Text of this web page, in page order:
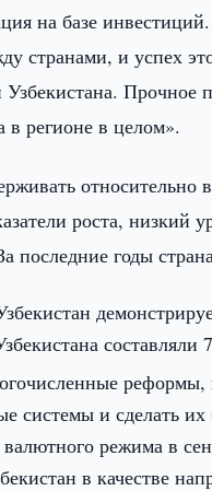
на базе
странами, и успех
Узбекистана.
в регионе в целом».
роста, низкий
последние годы
составляли
системы и сделать
режима в
в качестве